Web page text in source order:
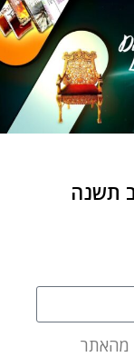
Edition
מאמר קודם
תשנה
מהאתר